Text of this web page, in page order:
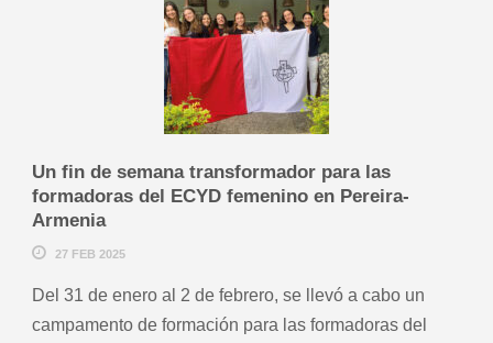
Un fin de semana transformador para las
formadoras del ECYD femenino en Pereira-
Armenia
27 FEB 2025
Del 31 de enero al 2 de febrero, se llevó a cabo un
campamento de formación para las formadoras del